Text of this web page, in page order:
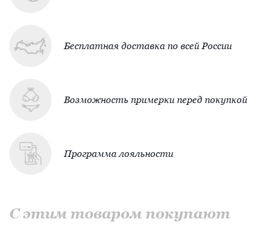
Бесплатная доставка по всей России
Возможность примерки перед покупкой
Программа лояльности
С этим товаром покупают